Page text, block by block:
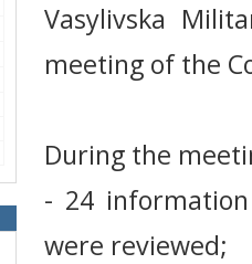
Vasylivska
meeting of the
During the
- 24
were reviewed;